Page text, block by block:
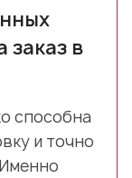
заказ в
способна
и точно